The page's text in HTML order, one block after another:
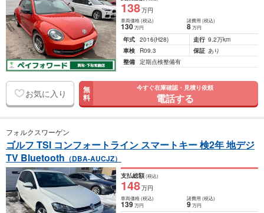
138万円
車両価格(税込)
130万円
諸費用 (税込)
8 万円
年式 2016(H28) 走行 9.2万km
車検
R09.3 保証 あり
整備 定期点検整備有
お気に入り 無
料
今すぐ在庫確認・見積り依頼
電話する
フォルクスワーゲン
ゴルフ TSI コンフォートライン スマートキー 検2年 地デジ
TV Bluetooth （DBA-AUCJZ）
支払総額(税込)
148万円
車両価格(税込)
139万円
諸費用 (税込)
9 万円